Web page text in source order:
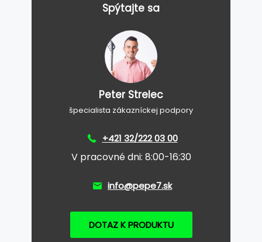
Spýtajte sa
Peter Strelec
špecialista zákazníckej podpory
+421 32/222 03 00
V pracovné dni: 8:00-16:30
info@pepe7.sk
DOTAZ K PRODUKTU